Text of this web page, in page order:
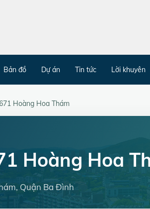
Bản đồ Dự án Tin tức Lời khuyên
Hoàng Hoa Thám
Hoàng Hoa
Quận Ba Đình